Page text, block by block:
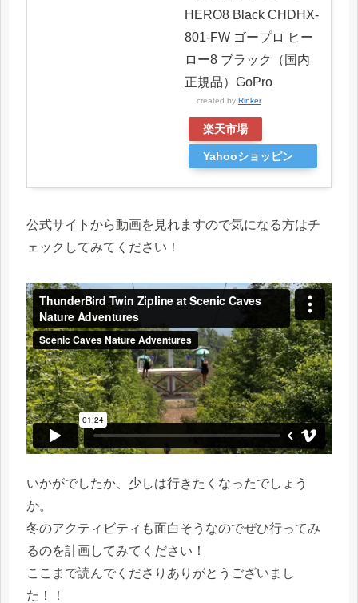
HERO8 Black CHDHX-
801-FW ゴープロ ヒー
ロー8 ブラック（国内
正規品）GoPro
created by Rinker
楽天市場
Yahooショッピン
公式サイトから動画を見れますので気になる方はチ
ェックしてみてください！
いかがでしたか、少しは行きたくなったでしょう
か。
冬のアクティビティも面白そうなのでぜひ行ってみ
るのを計画してみてください！
ここまで読んでくださりありがとうございまし
た！！